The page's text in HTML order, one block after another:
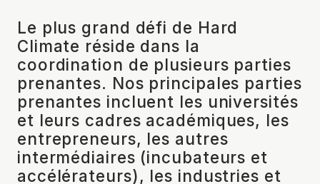
Le plus grand défi de Hard
Climate réside dans la
coordination de plusieurs parties
prenantes. Nos principales parties
prenantes incluent les universités
et leurs cadres académiques, les
entrepreneurs, les autres
intermédiaires (incubateurs et
accélérateurs), les industries et